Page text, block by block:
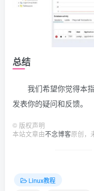
总结
我们希望你觉得本
发表你的疑问和反馈。
© 版权声明
本站文章由不念博客原创，
Linux教程